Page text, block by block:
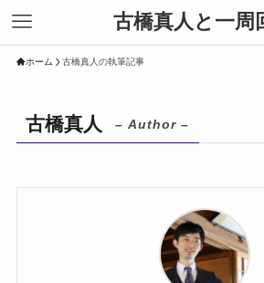
古橋真人と一周
ホーム 古橋真人の執筆記事
古橋真人 – Author –